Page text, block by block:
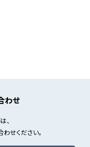
わせ
、
せください。